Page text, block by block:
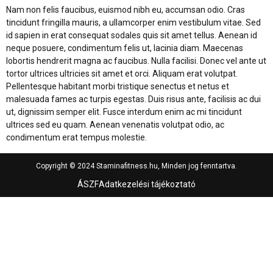
Nam non felis faucibus, euismod nibh eu, accumsan odio. Cras
tincidunt fringilla mauris, a ullamcorper enim vestibulum vitae. Sed
id sapien in erat consequat sodales quis sit amet tellus. Aenean id
neque posuere, condimentum felis ut, lacinia diam. Maecenas
lobortis hendrerit magna ac faucibus. Nulla facilisi. Donec vel ante ut
tortor ultrices ultricies sit amet et orci. Aliquam erat volutpat.
Pellentesque habitant morbi tristique senectus et netus et
malesuada fames ac turpis egestas. Duis risus ante, facilisis ac dui
ut, dignissim semper elit. Fusce interdum enim ac mi tincidunt
ultrices sed eu quam. Aenean venenatis volutpat odio, ac
condimentum erat tempus molestie.
Copyright © 2024 Staminafitness.hu, Minden jog fenntartva.
ÁSZFAdatkezelési tájékoztató